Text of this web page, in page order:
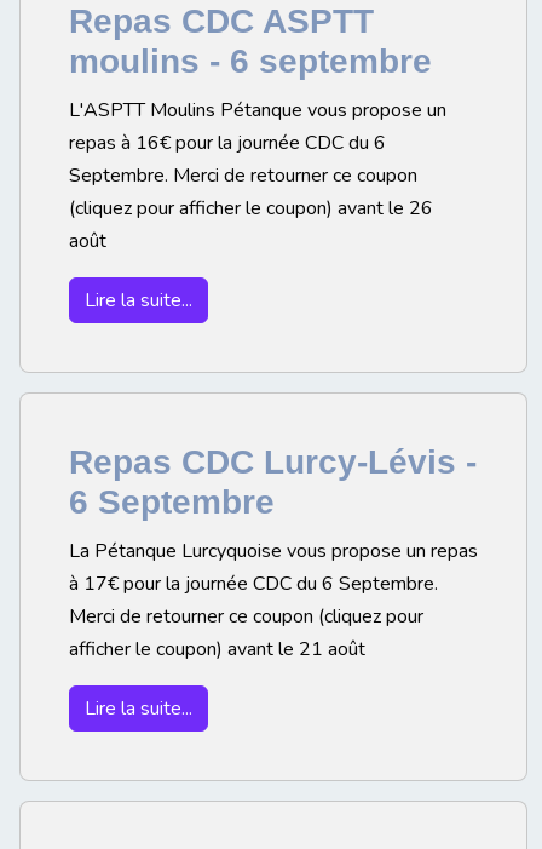
Repas CDC ASPTT
moulins - 6 septembre
L'ASPTT Moulins Pétanque vous propose un
repas à 16€ pour la journée CDC du 6
Septembre. Merci de retourner ce coupon
(cliquez pour afficher le coupon) avant le 26
août
Lire la suite...
Repas CDC Lurcy-Lévis -
6 Septembre
La Pétanque Lurcyquoise vous propose un repas
à 17€ pour la journée CDC du 6 Septembre.
Merci de retourner ce coupon (cliquez pour
afficher le coupon) avant le 21 août
Lire la suite...